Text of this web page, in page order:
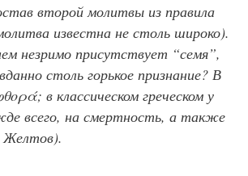
второй молитвы из правила
известна не столь широко).
незримо присутствует “семя”,
столь горькое признание? В
в классическом греческом у
всего, на смертность, а также
Желтов).